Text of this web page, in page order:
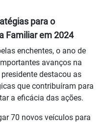
para o
Familiar em 2024
enchentes, o ano de
avanços na
destacou as
que contribuíram para
a eficácia das ações.
70 novos veículos para